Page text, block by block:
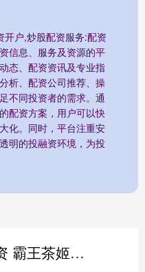
户,炒股配资服务:配资
信息、服务及资源的平
态、配资资讯及专业指
析、配资公司推荐、操
不同投资者的需求。通
配资方案，用户可以快
化。同时，平台注重安
明的投融资环境，为投
城中投资 霸王茶姬今日联姻天合光能，「新贵+老钱」强强联合